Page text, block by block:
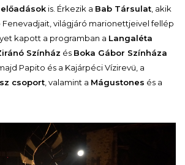
is. Érkezik a Bab Társulat , akik
világjáró marionettjeivel fellép
kapott a programban a Langaléta
Színház és Boka Gábor Színháza
Papito és a Kajárpéci Vízirevü, a
csoport , valamint a Mágustones és a